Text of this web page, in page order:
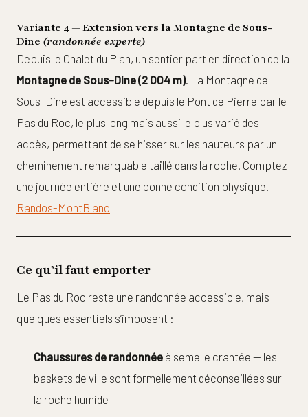
Variante 4 — Extension vers la Montagne de Sous-
Dine (randonnée experte)
Depuis le Chalet du Plan, un sentier part en direction de la
Montagne de Sous-Dine (2 004 m). La Montagne de
Sous-Dine est accessible depuis le Pont de Pierre par le
Pas du Roc, le plus long mais aussi le plus varié des
accès, permettant de se hisser sur les hauteurs par un
cheminement remarquable taillé dans la roche. Comptez
une journée entière et une bonne condition physique.
Randos-MontBlanc
Ce qu’il faut emporter
Le Pas du Roc reste une randonnée accessible, mais
quelques essentiels s’imposent :
Chaussures de randonnée à semelle crantée — les
baskets de ville sont formellement déconseillées sur
la roche humide